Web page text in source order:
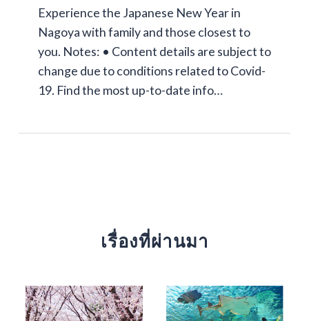
Experience the Japanese New Year in
Nagoya with family and those closest to
you. Notes: • Content details are subject to
change due to conditions related to Covid-
19. Find the most up-to-date info…
เรื่องที่ผ่านมา